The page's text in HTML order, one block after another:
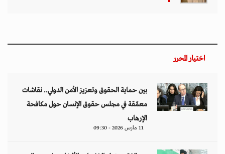
اختيار المحرر
بين حماية الحقوق وتعزيز الأمن الدولي.. نقاشات
معمّقة في مجلس حقوق الإنسان حول مكافحة
الإرهاب
11 مارس 2026 - 09:30